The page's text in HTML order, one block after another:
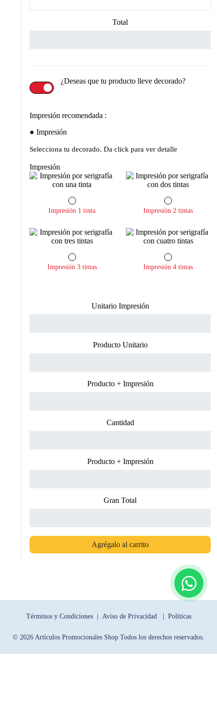
Total
¿Deseas que tu producto lleve decorado?
Impresión recomendada :
Impresión
Selecciona tu decorado. Da click para ver detalle
Impresión
Impresión 1 tinta Impresión 2 tintas
Impresión 3 tintas Impresión 4 tintas
Unitario Impresión
Producto Unitario
Producto + Impresión
Cantidad
Producto + Impresión
Gran Total
Agrégalo al carrito
Términos y Condiciones | Aviso de Privacidad | Políticas
© 2026 Artículos Promocionales Shop Todos los derechos reservados.